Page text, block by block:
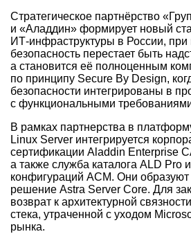
Стратегическое партнёрство
и «Аладдин» формирует новый
ИТ-инфраструктуры в России, при
безопасность перестает быть
а становится её полноценным
по принципу Secure By Design,
безопасности интегрированы в
с функциональными
В рамках партнерства в
Linux Server интегрируется
сертификации Aladdin Enterprise
а также служба каталога ALD Pro
конфигураций ACM. Они
решение Astra Server Core. Для
возврат к архитектурной
стека, утраченной с уходом
рынка.